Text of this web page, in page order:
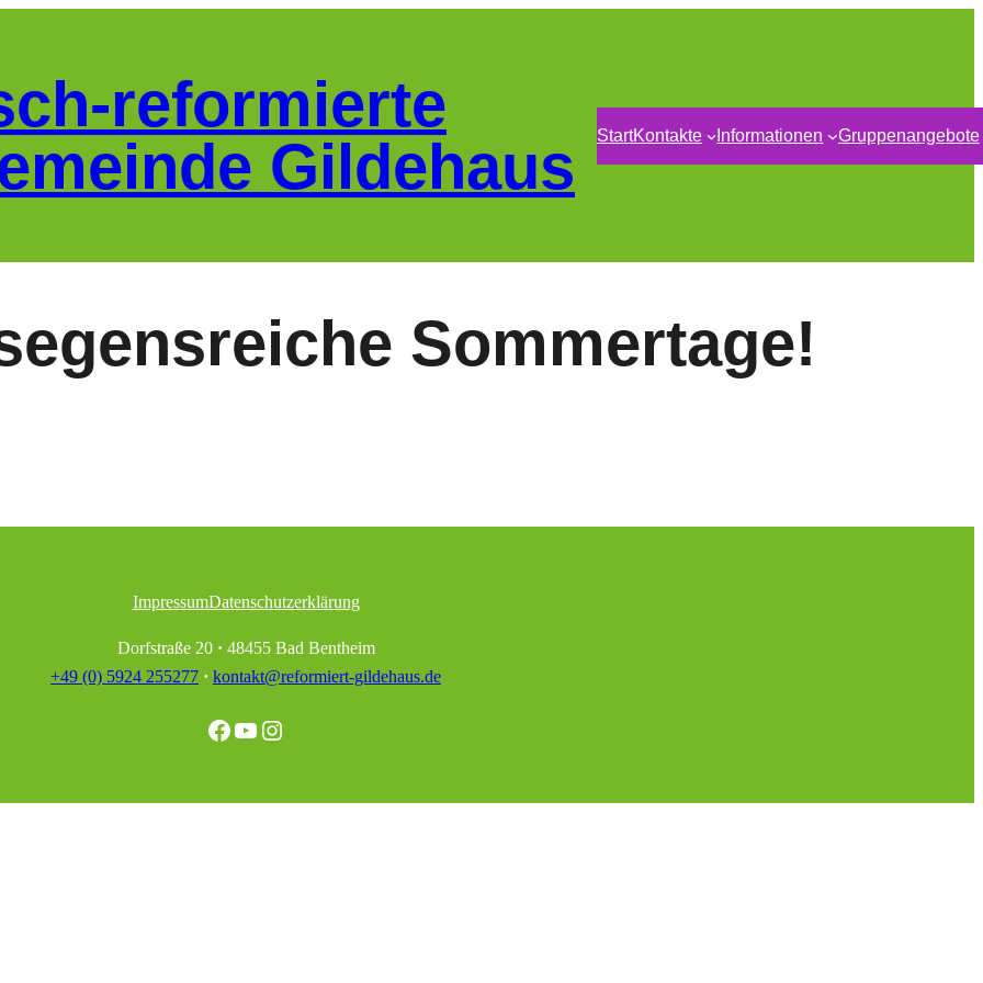
reformierte
Gildehaus
StartKontakte Informationen Gruppenangebote
Sommertage!
ImpressumDatenschutzerklärung
Dorfstraße 20 · 48455 Bad Bentheim
+49 (0) 5924 255277 · kontakt@reformiert-gildehaus.de
Facebook
YouTube
Instagram